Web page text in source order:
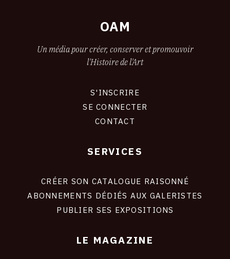
OAM
Un média pour créer, conserver et promouvoir
l'Histoire de l'Art
S'INSCRIRE
SE CONNECTER
CONTACT
SERVICES
CRÉER SON CATALOGUE RAISONNÉ
ABONNEMENTS DÉDIÉS AUX GALERISTES
PUBLIER SES EXPOSITIONS
LE MAGAZINE